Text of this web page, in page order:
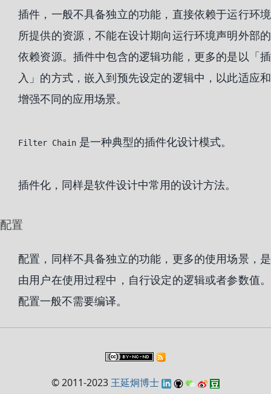
插件，一般不具备独立的功能，直接依赖于运行环境
所提供的资源，不能在设计期向运行环境声明外部的
依赖资源。插件中包含的逻辑功能，更多的是以「插
入」的方式，嵌入到预先设定的逻辑中，以此适应和
增强不同的应用场景。
Filter Chain 是一种典型的插件化设计模式。
插件化，同样是软件设计中常用的设计方法。
配置
配置，同样不具备独立的功能，更多的使用场景，是
由用户在使用过程中，自行设定的逻辑或者参数值。
配置一般不需要编译。
© 2011-2023 王延炯博士